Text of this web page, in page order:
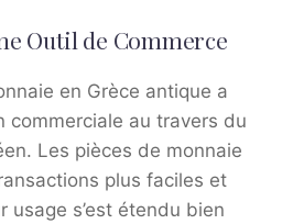
Outil de Commerce
en Grèce antique a
commerciale au travers du
Les pièces de monnaie
plus faciles et
usage s’est étendu bien